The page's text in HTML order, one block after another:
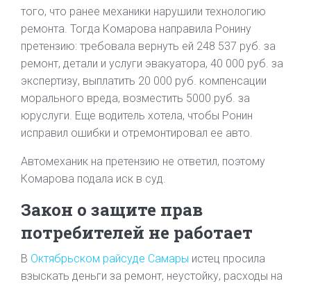
того, что ранее механики нарушили технологию
ремонта. Тогда Комарова направила Ронину
претензию: требовала вернуть ей 248 537 руб. за
ремонт, детали и услуги эвакуатора, 40 000 руб. за
экспертизу, выплатить 20 000 руб. компенсации
морального вреда, возместить 5000 руб. за
юруслуги. Еще водитель хотела, чтобы Ронин
исправил ошибки и отремонтировал ее авто.
Автомеханик на претензию не ответил, поэтому
Комарова подала иск в суд.
Закон о защите прав
потребителей не работает
В Октябрьском райсуде Самары истец просила
взыскать деньги за ремонт, неустойку, расходы на